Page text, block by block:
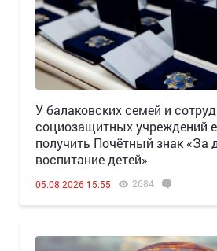
У балаковских семей и
социозащитных учреждений
получить Почётный знак «За
воспитание детей»
05.08.2026 15:55 2684